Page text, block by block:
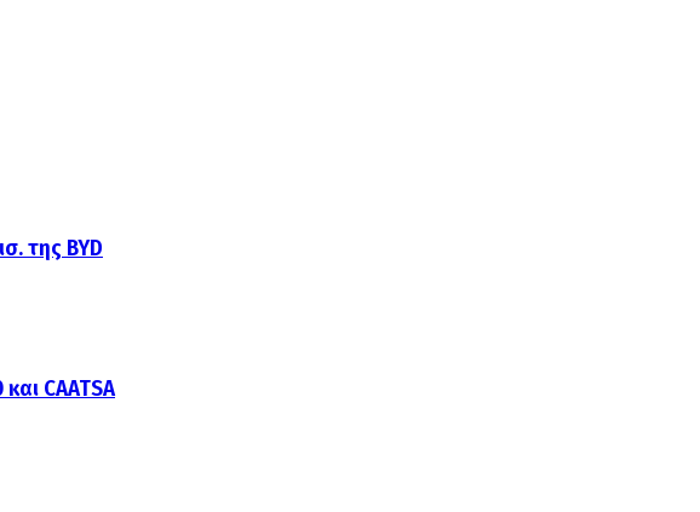
της BYD
CAATSA